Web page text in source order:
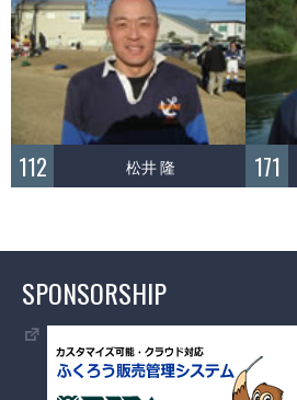
112 松井 隆 171
SPONSORSHIP